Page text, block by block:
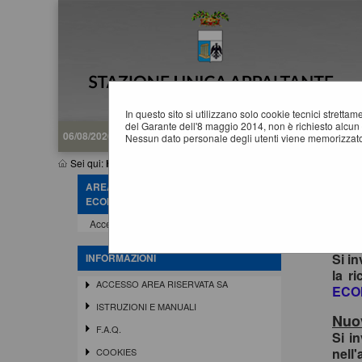
06/08/2026 18:03
Sei qui:Home
In questo sito si utilizzano solo cookie tecnici
del Garante dell'8 maggio 2014, non è richiesto
Nessun dato personale degli utenti viene
AREA RISERVATA OPERATORE
ECONOMICO
Accedi - Registrati
INFORMAZIONI
ACCESSO AREA RISERVATA SA
ISTRUZIONI E MANUALI
F.A.Q.
COOKIES
In
Si
la
Si